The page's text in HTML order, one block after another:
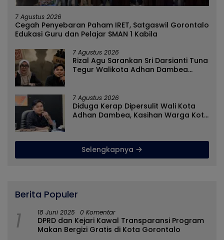
7 Agustus 2026
Cegah Penyebaran Paham IRET, Satgaswil Gorontalo
Edukasi Guru dan Pelajar SMAN 1 Kabila
7 Agustus 2026
Rizal Agu Sarankan Sri Darsianti Tuna
Tegur Walikota Adhan Dambea
7 Agustus 2026
Diduga Kerap Dipersulit Wali Kota
Adhan Dambea, Kasihan Warga Kota
Selengkapnya
Berita Populer
1 18 Juni 2025 0 Komentar
DPRD dan Kejari Kawal Transparansi Program
Makan Bergizi Gratis di Kota Gorontalo